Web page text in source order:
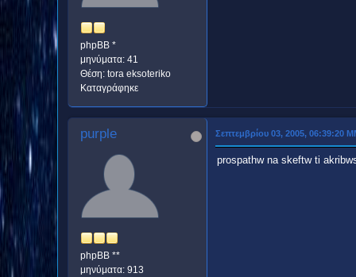
phpBB *
μηνύματα: 41
Θέση: tora eksoteriko
Καταγράφηκε
purple
phpBB **
μηνύματα: 913
Σεπτεμβρίου 03, 2005, 06:39:20
prospathw na skeftw ti